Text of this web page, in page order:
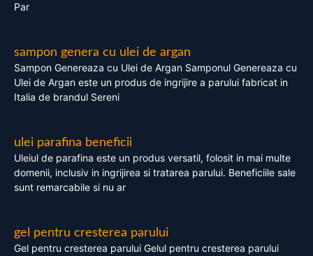
Par
sampon genera cu ulei de argan
Sampon Genereaza cu Ulei de Argan Samponul Genereaza cu
Ulei de Argan este un produs de ingrijire a parului fabricat in
Italia de brandul Sereni
ulei parafina beneficii
Uleiul de parafina este un produs versatil, folosit in mai multe
domenii, inclusiv in ingrijirea si tratarea parului. Beneficiile sale
sunt remarcabile si nu ar
gel pentru cresterea parului
Gel pentru cresterea parului Gelul pentru cresterea parului